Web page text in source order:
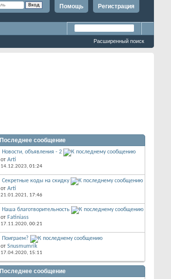
Регистрация
Помощь
Расширенный поиск
Последнее сообщение
Новости, объявления - 2
от Arti
14.12.2023, 01:24
Секретные коды на скидку
от Arti
21.01.2021, 17:46
Наша благотворительность
от Fatiniass
17.11.2020, 00:21
Поиграем?
от Snusmumrik
17.04.2020, 15:11
Последнее сообщение